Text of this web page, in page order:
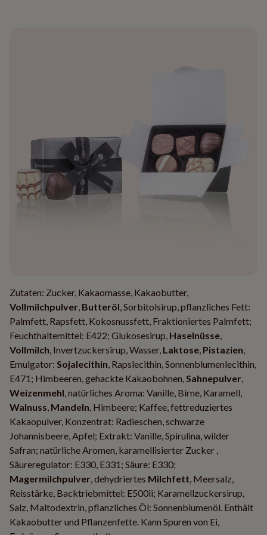
Zutaten: Zucker, Kakaomasse, Kakaobutter,
Vollmilchpulver, Butteröl, Sorbitolsirup, pflanzliches Fett:
Palmfett, Rapsfett, Kokosnussfett, Fraktioniertes Palmfett;
Feuchthaltemittel: E422; Glukosesirup, Haselnüsse,
Vollmilch, Invertzuckersirup, Wasser, Laktose, Pistazien,
Emulgator: Sojalecithin, Rapslecithin, Sonnenblumenlecithin,
E471; Himbeeren, gehackte Kakaobohnen,Sahnepulver,
Weizenmehl, natürliches Aroma: Vanille, Birne, Karamell,
Walnuss, Mandeln, Himbeere; Kaffee, fettreduziertes
Kakaopulver, Konzentrat: Radieschen, schwarze
Johannisbeere, Apfel; Extrakt: Vanille, Spirulina, wilder
Safran; natürliche Aromen, karamellisierter Zucker ,
Säureregulator: E330, E331; Säure: E330;
Magermilchpulver, dehydriertes Milchfett, Meersalz,
Reisstärke, Backtriebmittel: E500ii; Karamellzuckersirup,
Salz, Maltodextrin, pflanzliches Öl: Sonnenblumenöl. Enthält
Kakaobutter und Pflanzenfette. Kann Spuren von Ei,